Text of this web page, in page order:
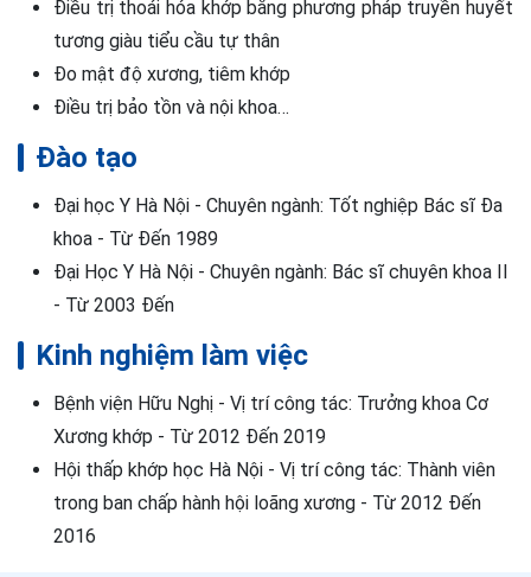
Điều trị thoái hóa khớp bằng phương pháp truyền huyết
tương giàu tiểu cầu tự thân
Đo mật độ xương, tiêm khớp
Điều trị bảo tồn và nội khoa…
Đào tạo
Đại học Y Hà Nội - Chuyên ngành: Tốt nghiệp Bác sĩ Đa
khoa - Từ Đến 1989
Đại Học Y Hà Nội - Chuyên ngành: Bác sĩ chuyên khoa II
- Từ 2003 Đến
Kinh nghiệm làm việc
Bệnh viện Hữu Nghị - Vị trí công tác: Trưởng khoa Cơ
Xương khớp - Từ 2012 Đến 2019
Hội thấp khớp học Hà Nội - Vị trí công tác: Thành viên
trong ban chấp hành hội loãng xương - Từ 2012 Đến
2016